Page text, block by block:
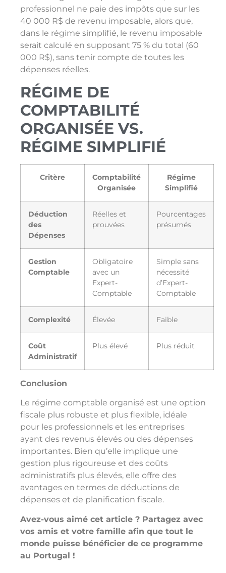
professionnel ne paie des impôts que sur les
40 000 R$ de revenu imposable, alors que,
dans le régime simplifié, le revenu imposable
serait calculé en supposant 75 % du total (60
000 R$), sans tenir compte de toutes les
dépenses réelles.
RÉGIME DE
COMPTABILITÉ
ORGANISÉE VS.
RÉGIME SIMPLIFIÉ
Critère
Comptabilité
Organisée
Régime
Simplifié
Déduction
des
Dépenses
Réelles et
prouvées
Pourcentages
présumés
Gestion
Comptable
Obligatoire
avec un
Expert-
Comptable
Simple sans
nécessité
d’Expert-
Comptable
Complexité Élevée Faible
Coût
Administratif
Plus élevé Plus réduit
Conclusion
Le régime comptable organisé est une option
fiscale plus robuste et plus flexible, idéale
pour les professionnels et les entreprises
ayant des revenus élevés ou des dépenses
importantes. Bien qu’elle implique une
gestion plus rigoureuse et des coûts
administratifs plus élevés, elle offre des
avantages en termes de déductions de
dépenses et de planification fiscale.
Avez-vous aimé cet article ? Partagez avec
vos amis et votre famille afin que tout le
monde puisse bénéficier de ce programme
au Portugal !